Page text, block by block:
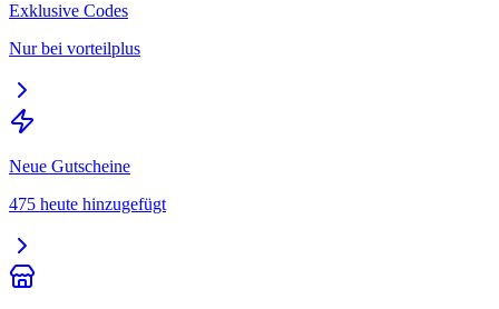
Exklusive Codes
Nur bei vorteilplus
Neue Gutscheine
475 heute hinzugefügt